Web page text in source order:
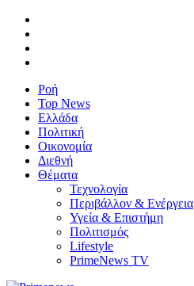
Ροή
Top News
Ελλάδα
Πολιτική
Οικονομία
Διεθνή
Θέματα
Τεχνολογία
Περιβάλλον & Ενέργεια
Υγεία & Επιστήμη
Πολιτισμός
Lifestyle
PrimeNews TV